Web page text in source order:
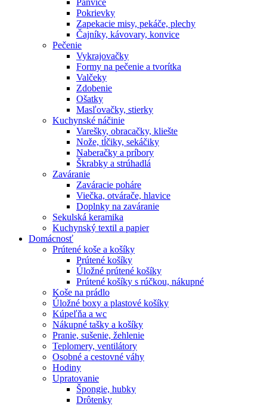
Panvice
Pokrievky
Zapekacie misy, pekáče, plechy
Čajníky, kávovary, konvice
Pečenie
Vykrajovačky
Formy na pečenie a tvorítka
Valčeky
Zdobenie
Ošatky
Masľovačky, stierky
Kuchynské náčinie
Varešky, obracačky, kliešte
Nože, tĺčiky, sekáčiky
Naberačky a príbory
Škrabky a strúhadlá
Zaváranie
Zaváracie poháre
Viečka, otvárače, hlavice
Doplnky na zaváranie
Sekulská keramika
Kuchynský textil a papier
Domácnosť
Prútené koše a košíky
Prútené košíky
Úložné prútené košíky
Prútené košíky s rúčkou, nákupné
Koše na prádlo
Úložné boxy a plastové košíky
Kúpeľňa a wc
Nákupné tašky a košíky
Pranie, sušenie, žehlenie
Teplomery, ventilátory
Osobné a cestovné váhy
Hodiny
Upratovanie
Špongie, hubky
Drôtenky